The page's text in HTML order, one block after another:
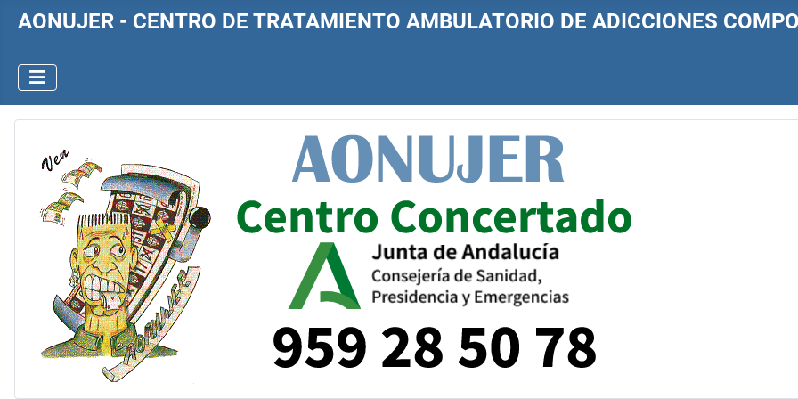
AONUJER - CENTRO DE TRATAMIENTO AMBULATORIO DE ADICCIONES